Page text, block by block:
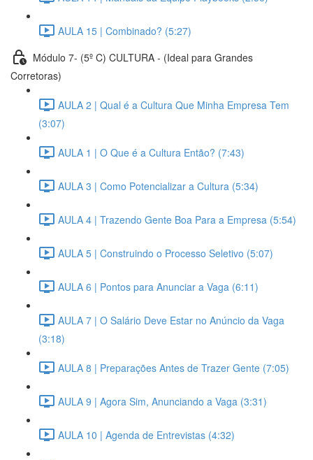
AULA 15 | Combinado? (5:27)
Módulo 7- (5º C) CULTURA - (Ideal para Grandes
Corretoras)
AULA 2 | Qual é a Cultura Que Minha Empresa Tem
(3:07)
AULA 1 | O Que é a Cultura Então? (7:43)
AULA 3 | Como Potencializar a Cultura (5:34)
AULA 4 | Trazendo Gente Boa Para a Empresa (5:54)
AULA 5 | Construindo o Processo Seletivo (5:07)
AULA 6 | Pontos para Anunciar a Vaga (6:11)
AULA 7 | O Salário Deve Estar no Anúncio da Vaga
(3:18)
AULA 8 | Preparações Antes de Trazer Gente (7:05)
AULA 9 | Agora Sim, Anunciando a Vaga (3:31)
AULA 10 | Agenda de Entrevistas (4:32)